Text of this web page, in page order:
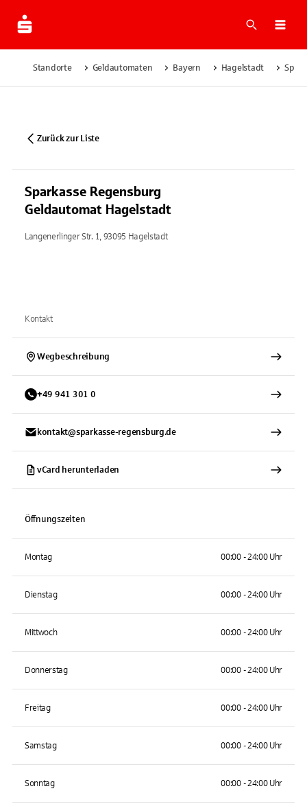
Suche
Standorte Geldautomaten Bayern Hagelstadt
Zurück zur Liste
Sparkasse Regensburg
Geldautomat Hagelstadt
Langenerlinger Str. 1, 93095 Hagelstadt
Kontakt
Wegbeschreibung
+49 941 301 0
kontakt@sparkasse-regensburg.de
vCard herunterladen
Öffnungszeiten
Montag 00:00 - 24:00 Uhr
Dienstag 00:00 - 24:00 Uhr
Mittwoch 00:00 - 24:00 Uhr
Donnerstag 00:00 - 24:00 Uhr
Freitag 00:00 - 24:00 Uhr
Samstag 00:00 - 24:00 Uhr
Sonntag 00:00 - 24:00 Uhr